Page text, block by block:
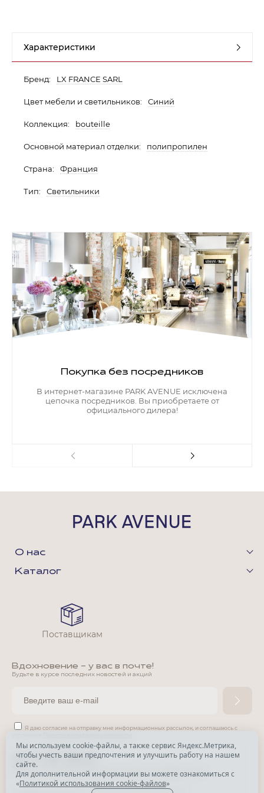
Характеристики
Бренд: LX FRANCE SARL
Цвет мебели и светильников: Синий
Коллекция: bouteille
Основной материал отделки: полипропилен
Страна: Франция
Тип: Светильники
Покупка без посредников
В интернет-магазине PARK AVENUE исключена
цепочка посредников. Вы приобретаете от
официального дилера!
О нас
Каталог
Вдохновение - у вас в почте!
Будьте в курсе последних новостей и акций
Я даю согласие на отправку мне информационных рассылок, и соглашаюсь с
*
Признана экстремистской организацией и запрещена в РФ.
Поставщикам
Мы используем cookie-файлы, а также сервис Яндекс.Метрика,
чтобы учесть ваши предпочтения и улучшить работу на нашем
сайте.
Для дополнительной информации вы можете ознакомиться с
«Политикой использования cookie-файлов»